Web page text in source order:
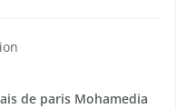
de paris Mohamedia